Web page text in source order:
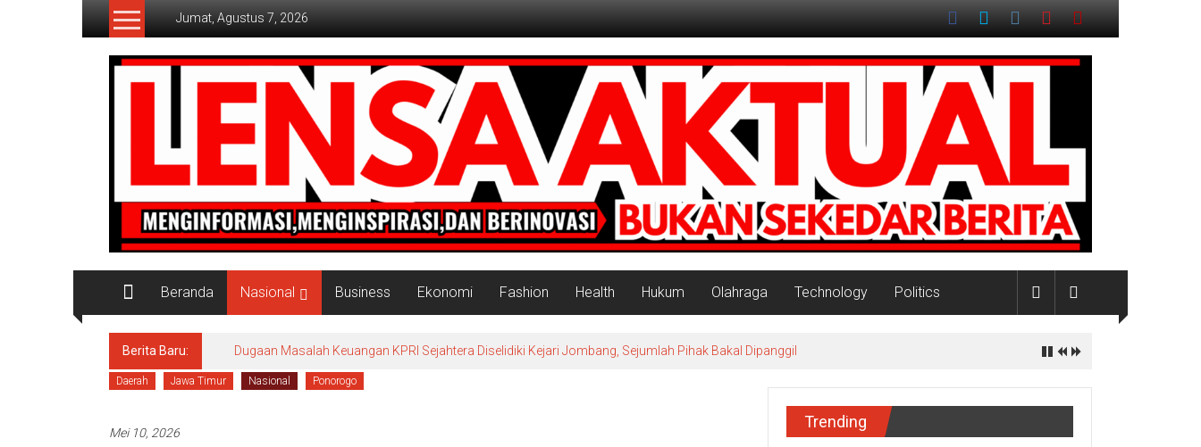
Lompat
Jumat, Agustus 7, 2026
Lensaaktual
Beranda Nasional Business Ekonomi Fashion Health Hukum Olahraga Technology Politics
Berita Baru: Dugaan Masalah Keuangan KPRI Sejahtera Diselidiki Kejari Jombang, Sejumlah Pihak Bakal Dipanggil
Daerah Jawa Timur Nasional Ponorogo
Mei 10, 2026
Trending